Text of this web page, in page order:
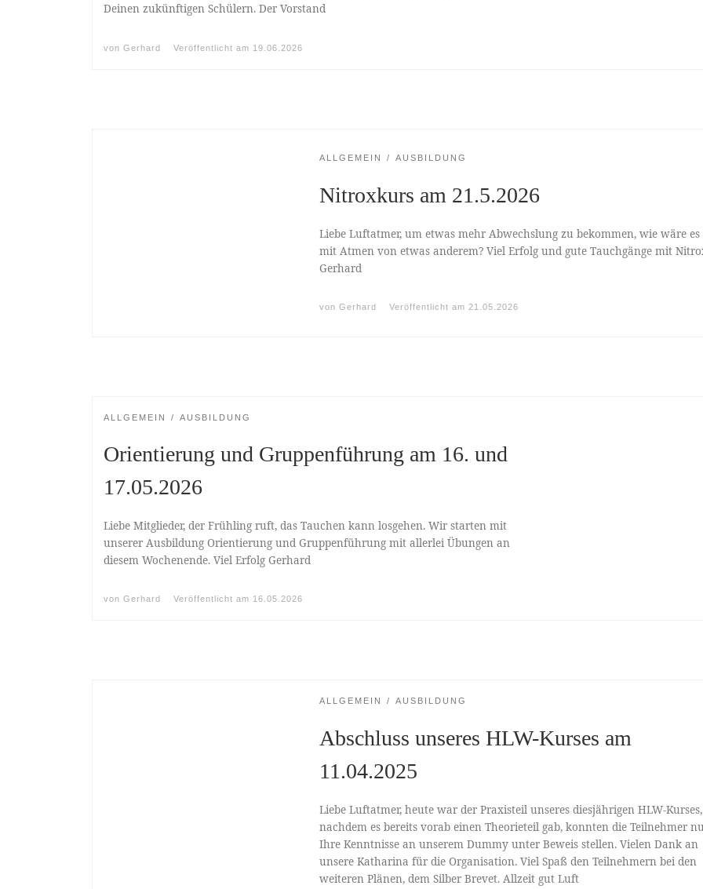
Deinen zukünftigen Schülern. Der Vorstand
von Gerhard Veröffentlicht am 19.06.2026
ALLGEMEIN AUSBILDUNG
Nitroxkurs am 21.5.2026
Liebe Luftatmer, um etwas mehr Abwechslung zu bekommen, wie wäre
mit Atmen von etwas anderem? Viel Erfolg und gute Tauchgänge mit
Gerhard
von Gerhard Veröffentlicht am 21.05.2026
ALLGEMEIN AUSBILDUNG
Orientierung und Gruppenführung am 16. und
17.05.2026
Liebe Mitglieder, der Frühling ruft, das Tauchen kann losgehen. Wir starten mit
unserer Ausbildung Orientierung und Gruppenführung mit allerlei Übungen an
diesem Wochenende. Viel Erfolg Gerhard
von Gerhard Veröffentlicht am 16.05.2026
ALLGEMEIN AUSBILDUNG
Abschluss unseres HLW-Kurses am
11.04.2025
Liebe Luftatmer, heute war der Praxisteil unseres diesjährigen HLW-Kurses,
nachdem es bereits vorab einen Theorieteil gab, konnten die Teilnehmer
Ihre Kenntnisse an unserem Dummy unter Beweis stellen. Vielen Dank an
unsere Katharina für die Organisation. Viel Spaß den Teilnehmern bei den
weiteren Plänen, dem Silber Brevet. Allzeit gut Luft